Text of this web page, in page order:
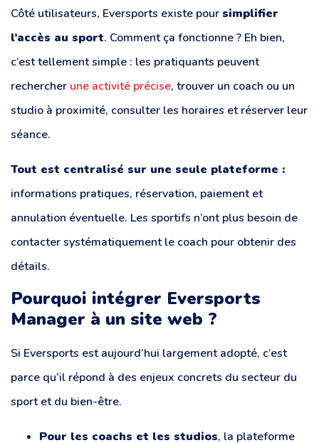
Côté utilisateurs, Eversports existe pour simplifier
l’accès au sport. Comment ça fonctionne ? Eh bien,
c’est tellement simple : les pratiquants peuvent
rechercher une activité précise, trouver un coach ou un
studio à proximité, consulter les horaires et réserver leur
séance.
Tout est centralisé sur une seule plateforme :
informations pratiques, réservation, paiement et
annulation éventuelle. Les sportifs n’ont plus besoin de
contacter systématiquement le coach pour obtenir des
détails.
Pourquoi intégrer Eversports
Manager à un site web ?
Si Eversports est aujourd’hui largement adopté, c’est
parce qu’il répond à des enjeux concrets du secteur du
sport et du bien-être.
Pour les coachs et les studios, la plateforme